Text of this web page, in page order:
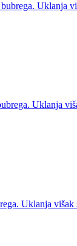
Uklanja
Uklanja
Uklanja višak